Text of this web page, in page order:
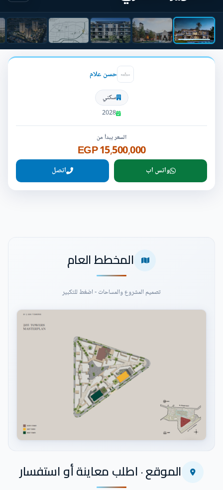
حسن علام
سكني
2028
السعر يبدأ من
15,500,000 EGP
واتس اب اتصل
المخطط العام
تصميم المشروع والمساحات - اضغط للتكبير
اضغط للتكبيرالموقع · اطلب معاينة أو استفسار